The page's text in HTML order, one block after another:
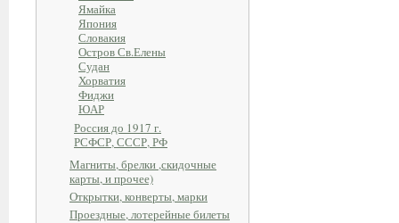
Ямайка
Япония
Словакия
Остров Св.Елены
Судан
Хорватия
Фиджи
ЮАР
Россия до 1917 г.
РСФСР, СССР, РФ
Магниты, брелки ,скидочные
карты, и прочее)
Открытки, конверты, марки
Проездные, лотерейные билеты